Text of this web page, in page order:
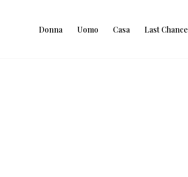
Donna Uomo Casa Last Chance